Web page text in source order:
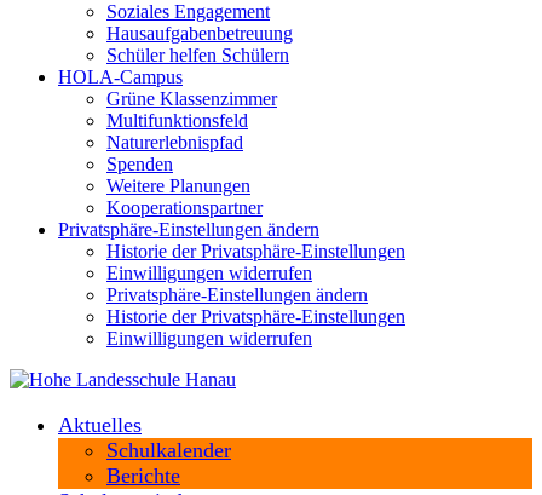
Soziales Engagement
Hausaufgabenbetreuung
Schüler helfen Schülern
HOLA-Campus
Grüne Klassenzimmer
Multifunktionsfeld
Naturerlebnispfad
Spenden
Weitere Planungen
Kooperationspartner
Privatsphäre-Einstellungen ändern
Historie der Privatsphäre-Einstellungen
Einwilligungen widerrufen
Privatsphäre-Einstellungen ändern
Historie der Privatsphäre-Einstellungen
Einwilligungen widerrufen
Aktuelles
Schulkalender
Berichte